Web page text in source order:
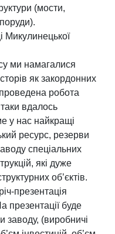
(мости,
Микулинецької
ми намагалися
як закордонних
проведена робота
вдалось
у нас найкращі
ресурс, резерви
спеціальних
які дуже
об’єктів.
презентація
презентації буде
заводу, (виробничі